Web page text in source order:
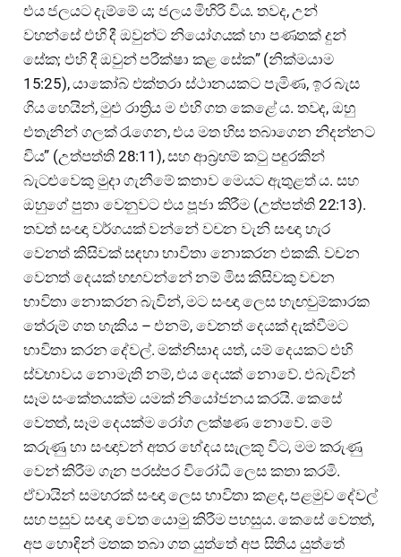
එය ජලයට දැම්මේ ය; ජලය මිහිරි විය. තවද, උන්
වහන්සේ එහි දී ඔවුන්ට නියෝගයක් හා පණතක් දුන්
සේක; එහි දී ඔවුන් පරීක්ෂා කළ සේක” (නික්මයාම
15:25), යාකෝබ් එක්තරා ස්ථානයකට පැමිණ, ඉර බැස
ගිය හෙයින්, මුළු රාත්‍රිය ම එහි ගත කෙළේ ය. තවද, ඔහු
එතැනින් ගලක් රැගෙන, එය මත හිස තබාගෙන නිදන්නට
විය” (උත්පත්ති 28:11), සහ ආබ්‍රහම් කටු පඳුරකින්
බැටළුවෙකු මුදා ගැනීමේ කතාව මෙයට ඇතුළත් ය. සහ
ඔහුගේ පුතා වෙනුවට එය පූජා කිරීම (උත්පත්ති 22:13).
තවත් සංඥා වර්ගයක් වන්නේ වචන වැනි සංඥා හැර
වෙනත් කිසිවක් සඳහා භාවිතා නොකරන එකකි. වචන
වෙනත් දෙයක් හඟවන්නේ නම් මිස කිසිවකු වචන
භාවිතා නොකරන බැවින්, මට සංඥා ලෙස හැඟවුම්කාරක
තේරුම් ගත හැකිය – එනම්, වෙනත් දෙයක් දැක්වීමට
භාවිතා කරන දේවල්. මක්නිසාද යත්, යම් දෙයකට එහි
ස්වභාවය නොමැති නම්, එය දෙයක් නොවේ. එබැවින්
සෑම සංකේතයක්ම යමක් නියෝජනය කරයි. කෙසේ
වෙතත්, සෑම දෙයක්ම රෝග ලක්ෂණ නොවේ. මේ
කරුණු හා සංඥාවන් අතර භේදය සැලකූ විට, මම කරුණු
වෙන් කිරීම ගැන පරස්පර විරෝධී ලෙස කතා කරමි.
ඒවායින් සමහරක් සංඥා ලෙස භාවිතා කළද, පළමුව දේවල්
සහ පසුව සංඥා වෙත යොමු කිරීම පහසුය. කෙසේ වෙතත්,
අප හොඳින් මතක තබා ගත යුත්තේ අප සිතිය යුත්තේ